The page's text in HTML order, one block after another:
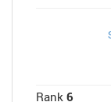
Rank 6